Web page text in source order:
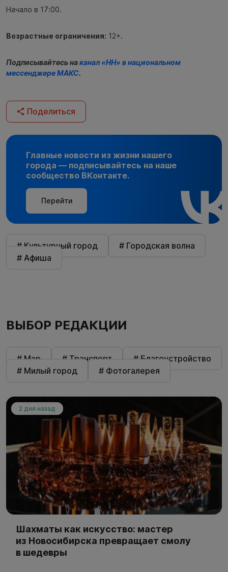
Начало в 17:00.
Возрастные ограничения: 12+.
Подписывайтесь наканал «НН» в национальном
мессенджере МАКС.
Поделиться
Главные новости из жизни нашего
города — подписывайтесь на наше
сообщество ВКонтакте.
Перейти
# Культурный город
# Городская волна
# Афиша
ВЫБОР РЕДАКЦИИ
# Мэр # Транспорт
# Благоустройство
# Милый город
# Фотогалерея
2 дня назад
Шахматы как искусство: мастер
из Новосибирска превращает смолу
в шедевры